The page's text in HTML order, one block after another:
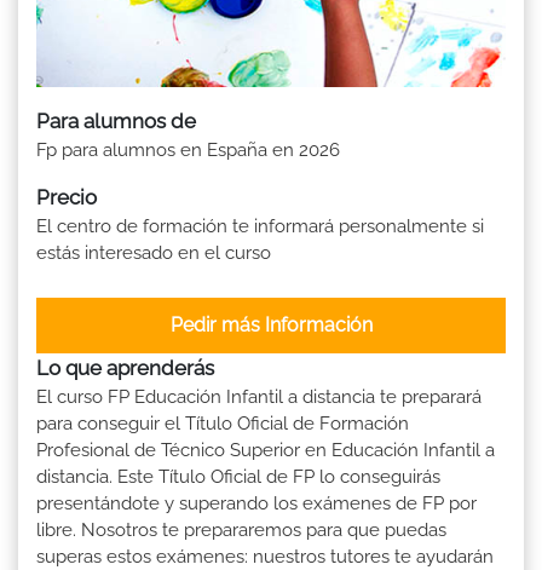
Para alumnos de
Fp para alumnos en España en 2026
Precio
El centro de formación te informará personalmente si
estás interesado en el curso
Pedir más Información
Lo que aprenderás
El curso FP Educación Infantil a distancia te preparará
para conseguir el Título Oficial de Formación
Profesional de Técnico Superior en Educación Infantil a
distancia. Este Título Oficial de FP lo conseguirás
presentándote y superando los exámenes de FP por
libre. Nosotros te prepararemos para que puedas
superas estos exámenes: nuestros tutores te ayudarán